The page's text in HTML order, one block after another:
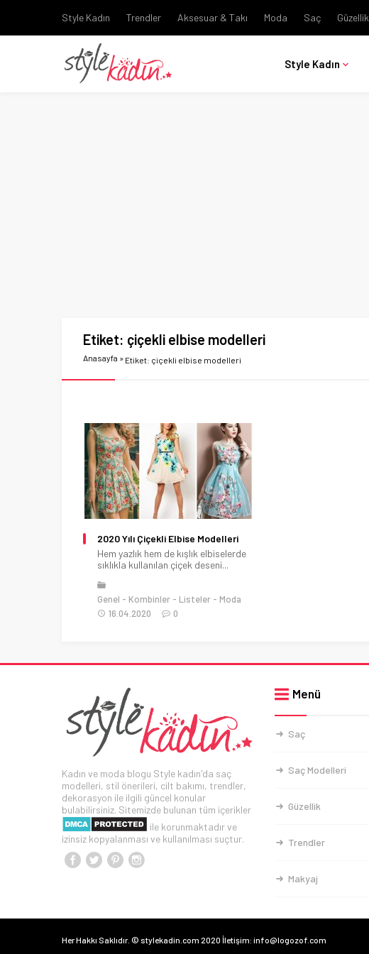
Style Kadın Trendler Aksesuar & Takı Moda Saç Güzellik
Style Kadın
Etiket: çiçekli elbise modelleri
Anasayfa » Etiket: çiçekli elbise modelleri
2020 Yılı Çiçekli Elbise Modelleri
Hem yazlık hem de kışlık elbiselerde
sıklıkla kullanılan çiçek deseni...
Genel Kombinler Listeler
Moda
16.04.2020
0
Kadın ve moda blogu Style kadın'da saç
modelleri, stil önerileri, cilt bakımı, trendler,
dekorasyon ile ilgili güncel konular
bulabilirsiniz. Sitemizde bulunan tüm içerikler
ile korunmaktadır ve
izinsiz kopyalanması ve kullanılması suçtur.
Menü
Saç
Saç Modelleri
Güzellik
Trendler
Makyaj
Her Hakkı Saklıdır. © stylekadin.com 2020 İletişim: info@logozof.com